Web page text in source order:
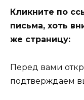
Кликните по
письма, хоть
же страницу:
Перед вами
подтверждаем